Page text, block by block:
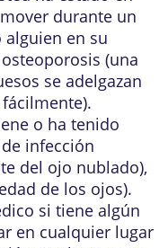
durante un
en su
(una
se adelgazan
o ha tenido
infección
del ojo nublado),
de los ojos).
si tiene algún
en cualquier lugar